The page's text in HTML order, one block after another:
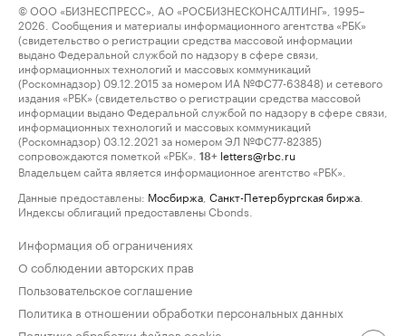
© ООО «БИЗНЕСПРЕСС», АО «РОСБИЗНЕСКОНСАЛТИНГ», 1995–
2026. Сообщения и материалы информационного агентства «РБК»
(свидетельство о регистрации средства массовой информации
выдано Федеральной службой по надзору в сфере связи,
информационных технологий и массовых коммуникаций
(Роскомнадзор) 09.12.2015 за номером ИА №ФС77-63848) и сетевого
издания «РБК» (свидетельство о регистрации средства массовой
информации выдано Федеральной службой по надзору в сфере связи,
информационных технологий и массовых коммуникаций
(Роскомнадзор) 03.12.2021 за номером ЭЛ №ФС77-82385)
сопровождаются пометкой «РБК».
18+ letters@rbc.ru
Владельцем сайта является информационное агентство «РБК».
Данные предоставлены: Мосбиржа Санкт-Петербургская биржа
Индексы облигаций предоставлены Cbonds.
Информация об ограничениях
О соблюдении авторских прав
Пользовательское соглашение
Политика в отношении обработки персональных данных